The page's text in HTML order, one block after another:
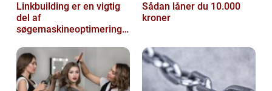
Linkbuilding er en vigtig
del af
søgemaskineoptimeringe
Sådan låner du 10.000
kroner